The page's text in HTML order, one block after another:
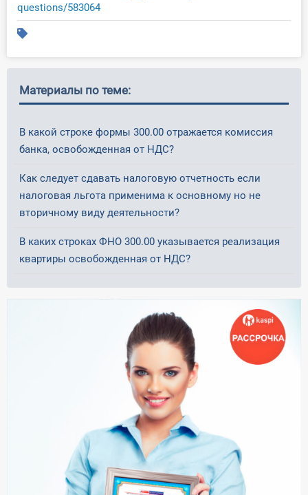
questions/583064
Материалы по теме:
В какой строке формы 300.00 отражается комиссия
банка, освобожденная от НДС?
Как следует сдавать налоговую отчетность если
налоговая льгота применима к основному но не
вторичному виду деятельности?
В каких строках ФНО 300.00 указывается реализация
квартиры освобожденная от НДС?